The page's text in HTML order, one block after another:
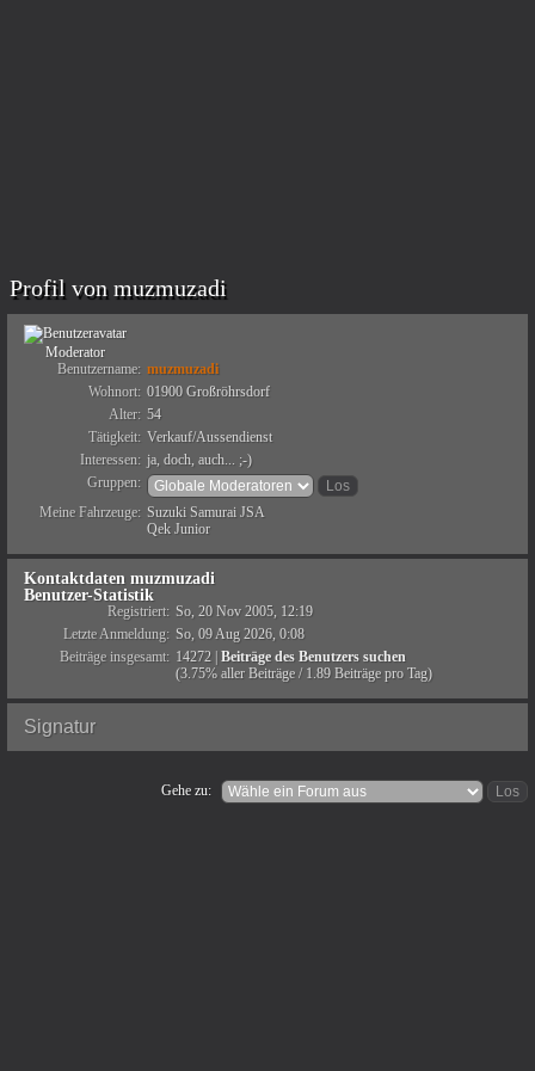
Profil von muzmuzadi
Moderator
Benutzername: muzmuzadi
Wohnort: 01900 Großröhrsdorf
Alter: 54
Tätigkeit: Verkauf/Aussendienst
Interessen: ja, doch, auch... ;-)
Gruppen:
Meine Fahrzeuge: Suzuki Samurai JSA
Qek Junior
Kontaktdaten muzmuzadi
Benutzer-Statistik
Registriert: So, 20 Nov 2005, 12:19
Letzte Anmeldung: So, 09 Aug 2026, 0:08
Beiträge insgesamt: 14272 |Beiträge des Benutzers suchen
(3.75% aller Beiträge / 1.89 Beiträge pro Tag)
Signatur
Gehe zu: